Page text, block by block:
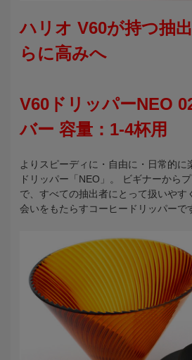
ハリオ V60が持つ抽
らに高みへ
V60ドリッパーNEO
バー 容量：1-4杯用
よりスピーディに・自由に・日常的に
ドリッパー「NEO」。 ビギナーから
で、すべての抽出者にとって扱いやす
会いをもたらすコーヒードリッパーで